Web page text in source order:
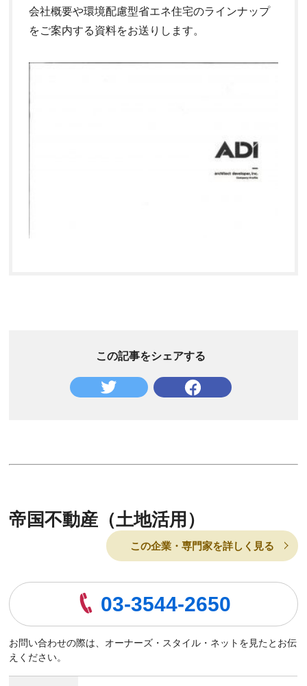
会社概要や環境配慮型省エネ住宅のラインナップ
をご案内する資料をお送りします。
この記事をシェアする
帝国不動産（土地活用）
この企業・専門家を詳しく見る
03-3544-2650
お問い合わせの際は、オーナーズ・スタイル・ネットを見たとお伝
えください。